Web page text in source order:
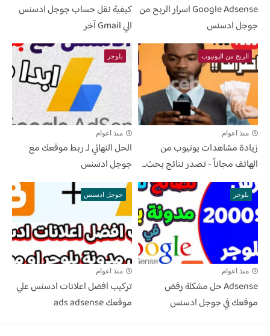
Google Adsense اسرار الربح من
جوجل ادسنس
كيفية نقل حساب جوجل ادسنس
الي Gmail آخر
الربح من اليوتيوب
منذ اعوام
زيادة مشاهدات يوتيوب من
الهاتف مجاناً - تصدر نتائج بحث...
بلوجر
منذ اعوام
الحل النهائي لـ ربط موقعك مع
جوجل ادسنس
بلوجر
منذ اعوام
Adsense حل مشكلة رفض
موقعك في جوجل ادسنس
جوجل ادسنس
منذ اعوام
تركيب افضل اعلانات ادسنس علي
موقعك ads adsense